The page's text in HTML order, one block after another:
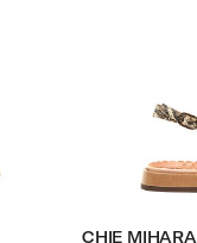
CHIE MIHARA